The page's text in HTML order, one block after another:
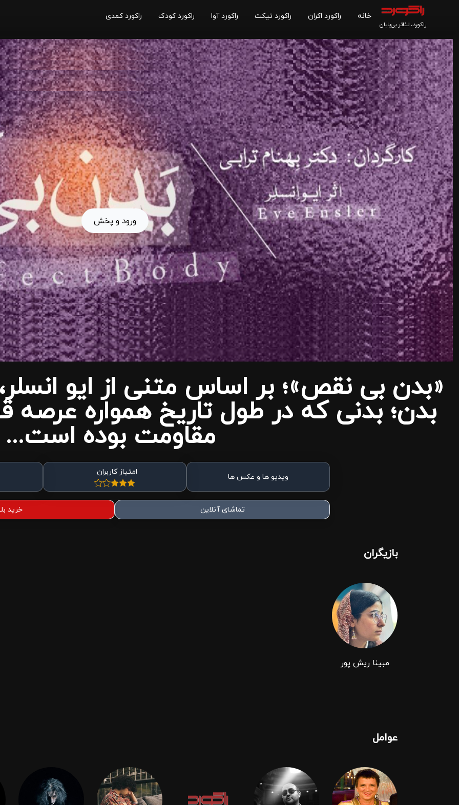
راکورد، تئاتر بی‌پایان
خانه راکورد اکران راکورد تیکت راکورد آوا راکورد کودک راکورد کمدی
ورود و پخش
«بدن بی نقص»؛ بر اساس متنی از ایو
بدن؛ بدنی که در طول تاریخ همواره
مقاومت بوده است...
ویدیو ها و عکس ها امتیاز کاربران
تماشای آنلاین خرید
بازیگران
مبینا ریش ‌پور
عوامل